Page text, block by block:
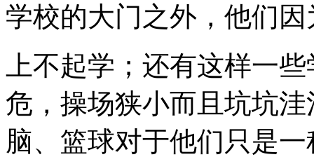
学校的大门之外，他们
上不起学；还有这样一
危，操场狭小而且坑坑
脑、篮球对于他们只是